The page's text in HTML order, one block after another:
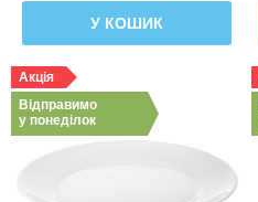
У КОШИК
Акція
Відправимо
у понеділок